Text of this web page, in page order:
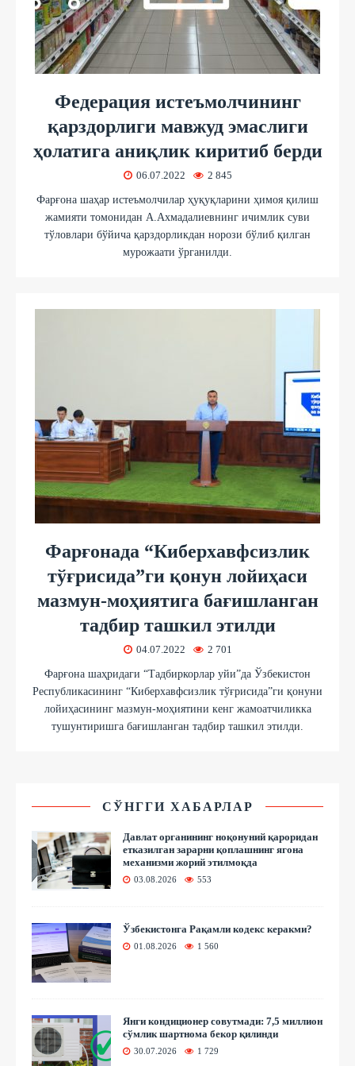
Федерация истеъмолчининг
қарздорлиги мавжуд эмаслиги
ҳолатига аниқлик киритиб берди
06.07.2022 2 845
Фарғона шаҳар истеъмолчилар ҳуқуқларини ҳимоя қилиш
жамияти томонидан А.Ахмадалиевнинг ичимлик суви
тўловлари бўйича қарздорликдан норози бўлиб қилган
мурожаати ўрганилди.
Фарғонада “Киберхавфсизлик
тўғрисида”ги қонун лойиҳаси
мазмун-моҳиятига бағишланган
тадбир ташкил этилди
04.07.2022 2 701
Фарғона шаҳридаги “Тадбиркорлар уйи”да Ўзбекистон
Республикасининг “Киберхавфсизлик тўғрисида”ги қонуни
лойиҳасининг мазмун-моҳиятини кенг жамоатчиликка
тушунтиришга бағишланган тадбир ташкил этилди.
СЎНГГИ ХАБАРЛАР
Давлат органининг ноқонуний қароридан
етказилган зарарни қоплашнинг ягона
механизми жорий этилмоқда
03.08.2026 553
Ўзбекистонга Рақамли кодекс керакми?
01.08.2026 1 560
Янги кондиционер совутмади: 7,5 миллион
сўмлик шартнома бекор қилинди
30.07.2026 1 729